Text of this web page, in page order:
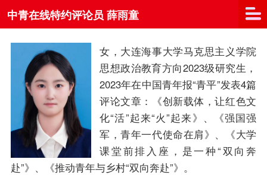
中青在线特约评论员 薛雨童
女，大连海事大学马克思主义学院
思想政治教育方向2023级研究生，
2023年在中国青年报“青平”发表4篇
评论文章：《创新载体，让红色文
化“活”起来“火”起来》、《强国强
军，青年一代使命在肩》、《大学
课堂前排入座，是一种“双向奔
赴”》、《推动青年与乡村“双向奔赴”》。